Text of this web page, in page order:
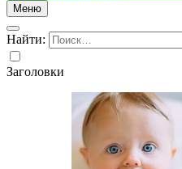
Меню
Найти:
Заголовки